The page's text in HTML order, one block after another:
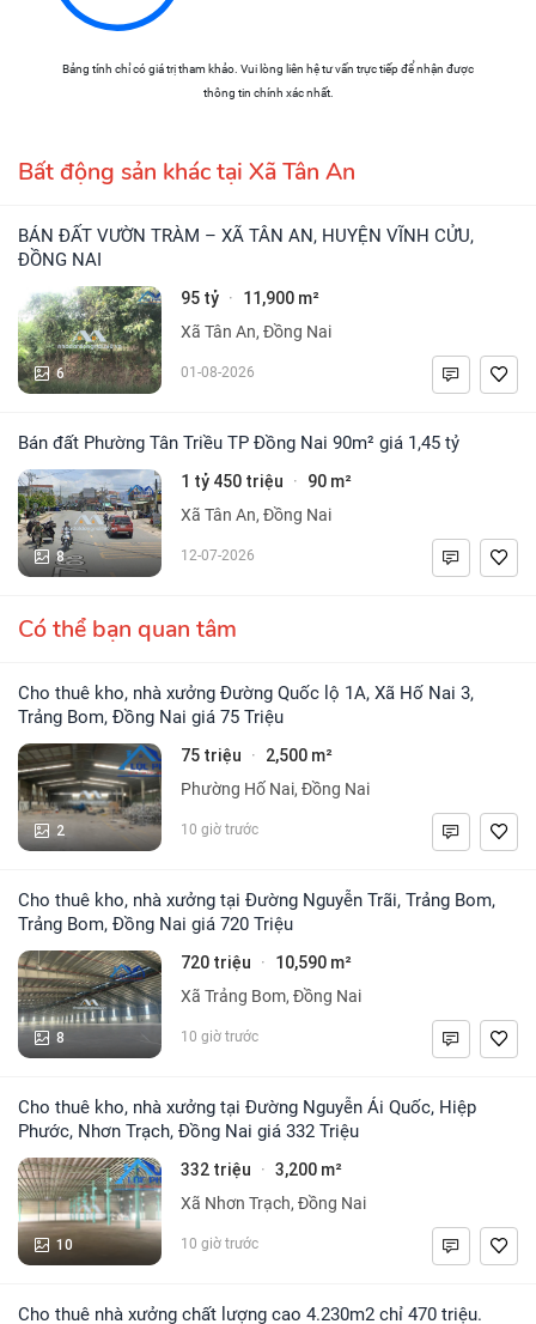
Bảng tính chỉ có giá trị tham khảo. Vui lòng liên hệ tư vấn trực tiếp để nhận được
thông tin chính xác nhất.
Bất động sản khác tại Xã Tân An
BÁN ĐẤT VƯỜN TRÀM – XÃ TÂN AN, HUYỆN VĨNH CỬU,
ĐỒNG NAI
6
95 tỷ · 11,900 m²
Xã Tân An, Đồng Nai
01-08-2026
Bán đất Phường Tân Triều TP Đồng Nai 90m² giá 1,45 tỷ
8
1 tỷ 450 triệu · 90 m²
Xã Tân An, Đồng Nai
12-07-2026
Có thể bạn quan tâm
Cho thuê kho, nhà xưởng Đường Quốc lộ 1A, Xã Hố Nai 3,
Trảng Bom, Đồng Nai giá 75 Triệu
2
75 triệu · 2,500 m²
Phường Hố Nai, Đồng Nai
10 giờ trước
Cho thuê kho, nhà xưởng tại Đường Nguyễn Trãi, Trảng Bom,
Trảng Bom, Đồng Nai giá 720 Triệu
8
720 triệu · 10,590 m²
Xã Trảng Bom, Đồng Nai
10 giờ trước
Cho thuê kho, nhà xưởng tại Đường Nguyễn Ái Quốc, Hiệp
Phước, Nhơn Trạch, Đồng Nai giá 332 Triệu
10
332 triệu · 3,200 m²
Xã Nhơn Trạch, Đồng Nai
10 giờ trước
Cho thuê nhà xưởng chất lượng cao 4.230m2 chỉ 470 triệu.